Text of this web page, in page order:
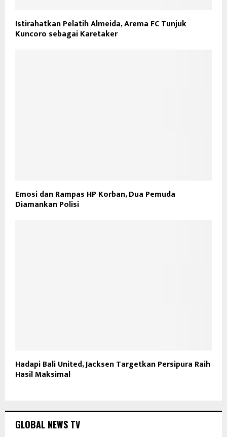
Istirahatkan Pelatih Almeida, Arema FC Tunjuk
Kuncoro sebagai Karetaker
Emosi dan Rampas HP Korban, Dua Pemuda
Diamankan Polisi
Hadapi Bali United, Jacksen Targetkan Persipura Raih
Hasil Maksimal
GLOBAL NEWS TV